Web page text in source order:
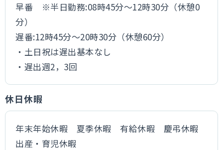
早番 ※半日勤務:08時45分～12時30分（休憩0
分）
遅番:12時45分～20時30分（休憩60分）
・土日祝は遅出基本なし
・遅出週2，3回
休日休暇
年末年始休暇 夏季休暇 有給休暇 慶弔休暇
出産・育児休暇